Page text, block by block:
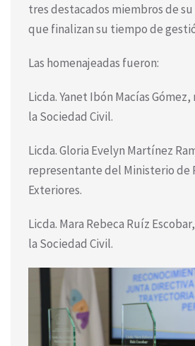
tres destacados miembros de
que finalizan su tiempo de
Las homenajeadas fueron:
Licda. Yanet Ibón Macías
la Sociedad Civil.
Licda. Gloria Evelyn Martínez
representante del Ministerio de
Exteriores.
Licda. Mara Rebeca Ruíz
la Sociedad Civil.